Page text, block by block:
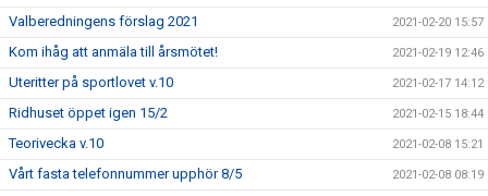
Valberedningens förslag 2021 2021-02-20 15:57
Kom ihåg att anmäla till årsmötet! 2021-02-19 12:46
Uteritter på sportlovet v.10 2021-02-17 14:12
Ridhuset öppet igen 15/2 2021-02-15 18:44
Teorivecka v.10 2021-02-08 15:21
Vårt fasta telefonnummer upphör 8/5 2021-02-08 08:19